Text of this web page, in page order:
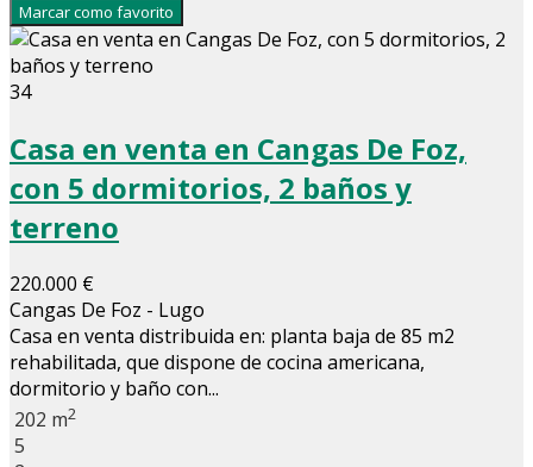
Marcar como favorito
34
Casa en venta en Cangas De Foz,
con 5 dormitorios, 2 baños y
terreno
220.000 €
Cangas De Foz - Lugo
Casa en venta distribuida en: planta baja de 85 m2
rehabilitada, que dispone de cocina americana,
dormitorio y baño con...
202 m2
5